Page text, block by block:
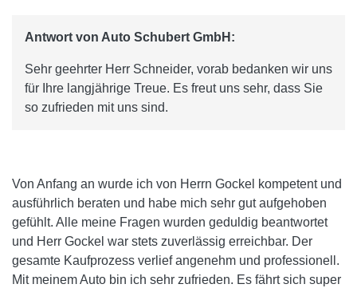
Antwort von Auto Schubert GmbH:
Sehr geehrter Herr Schneider, vorab bedanken wir uns
für Ihre langjährige Treue. Es freut uns sehr, dass Sie
so zufrieden mit uns sind.
Von Anfang an wurde ich von Herrn Gockel kompetent und
ausführlich beraten und habe mich sehr gut aufgehoben
gefühlt. Alle meine Fragen wurden geduldig beantwortet
und Herr Gockel war stets zuverlässig erreichbar. Der
gesamte Kaufprozess verlief angenehm und professionell.
Mit meinem Auto bin ich sehr zufrieden. Es fährt sich super